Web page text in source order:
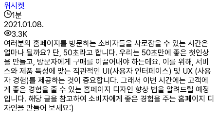
위시켓
1분
2021.01.08.
3.3K
여러분의 홈페이지를 방문하는 소비자들을 사로잡을 수 있는 시간은
얼마나 될까요? 단, 50초라고 합니다. 우리는 50초만에 좋은 첫인상
을 만들고, 방문자에게 구매를 이끌어내야 하는데요. 이를 위해, 서비
스와 제품 특성에 맞는 직관적인 UI(사용자 인터페이스) 및 UX (사용
자 경험)를 제공하는 것이 중요합니다. 그래서 이번 시간에는 고객에
게 좋은 경험을 줄 수 있는 홈페이지 디자인 향상 법을 알려드릴 예정
입니다. 해당 글을 참고하여 소비자에게 좋은 경험을 주는 홈페이지 디
자인을 만들어 보세요:)